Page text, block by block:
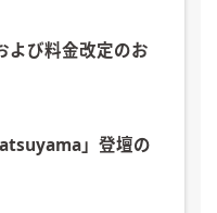
よび料金改定のお
」登壇の